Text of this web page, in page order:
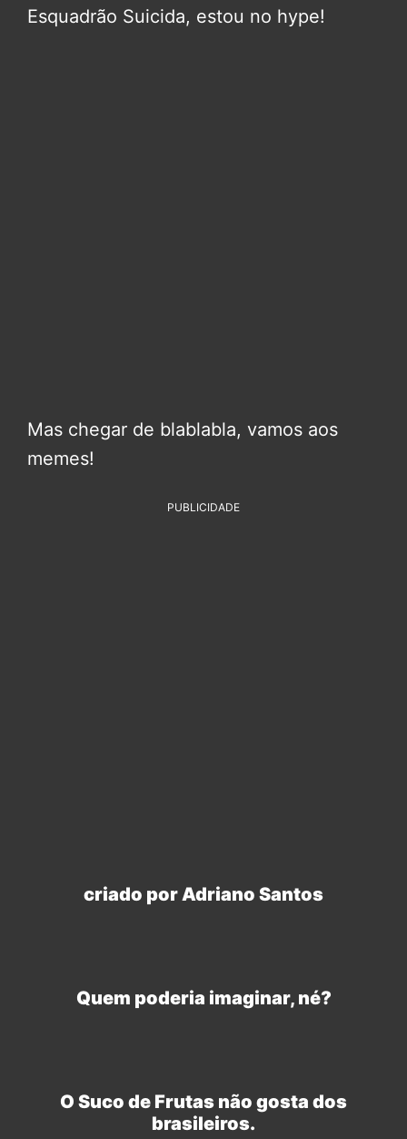
Esquadrão Suicida, estou no hype!
Mas chegar de blablabla, vamos aos
memes!
PUBLICIDADE
criado por Adriano Santos
Quem poderia imaginar, né?
O Suco de Frutas não gosta dos
brasileiros.